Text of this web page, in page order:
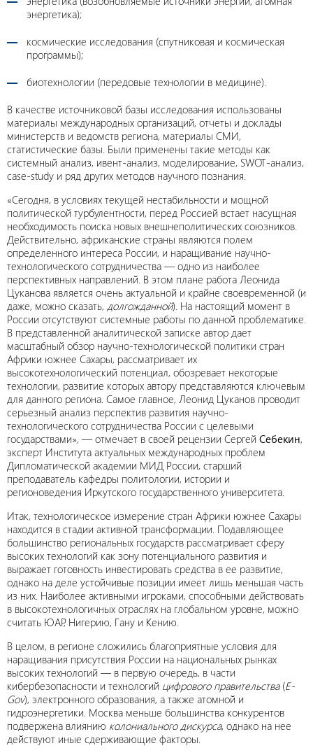
энергетика);
космические исследования (спутниковая и космическая
программы);
биотехнологии (передовые технологии в медицине).
В качестве источниковой базы исследования использованы
материалы международных организаций, отчеты и доклады
министерств и ведомств региона, материалы СМИ,
статистические базы. Были применены такие методы как
системный анализ, ивент-анализ, моделирование, SWOT-анализ,
case-study и ряд других методов научного познания.
«Сегодня, в условиях текущей нестабильности и мощной
политической турбулентности, перед Россией встает насущная
необходимость поиска новых внешнеполитических союзников.
Действительно, африканские страны являются полем
определенного интереса России, и наращивание научно-
технологического сотрудничества — одно из наиболее
перспективных направлений. В этом плане работа Леонида
Цуканова является очень актуальной и крайне своевременной (и
даже, можно сказать, долгожданной). На настоящий момент в
России отсутствуют системные работы по данной проблематике.
В представленной аналитической записке автор дает
масштабный обзор научно-технологической политики стран
Африки южнее Сахары, рассматривает их
высокотехнологический потенциал, обозревает некоторые
технологии, развитие которых автору представляются ключевым
для данного региона. Самое главное, Леонид Цуканов проводит
серьезный анализ перспектив развития научно-
технологического сотрудничества России с целевыми
государствами», — отмечает в своей рецензии Сергей Себекин,
эксперт Института актуальных международных проблем
Дипломатической академии МИД России, старший
преподаватель кафедры политологии, истории и
регионоведения Иркутского государственного университета.
Итак, технологическое измерение стран Африки южнее Сахары
находится в стадии активной трансформации. Подавляющее
большинство региональных государств рассматривает сферу
высоких технологий как зону потенциального развития и
выражает готовность инвестировать средства в ее развитие,
однако на деле устойчивые позиции имеет лишь меньшая часть
из них. Наиболее активными игроками, способными действовать
в высокотехнологичных отраслях на глобальном уровне, можно
считать ЮАР, Нигерию, Гану и Кению.
В целом, в регионе сложились благоприятные условия для
наращивания присутствия России на национальных рынках
высоких технологий — в первую очередь, в части
кибербезопасности и технологий цифрового правительства(E-
Gov), электронного образования, а также атомной и
гидроэнергетики. Москва меньше большинства конкурентов
подвержена влиянию колониального дискурса, однако на нее
действуют иные сдерживающие факторы.